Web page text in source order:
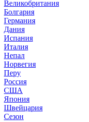
Великобритания
Болгария
Германия
Дания
Испания
Италия
Непал
Норвегия
Перу
Россия
США
Япония
Швейцария
Сезон